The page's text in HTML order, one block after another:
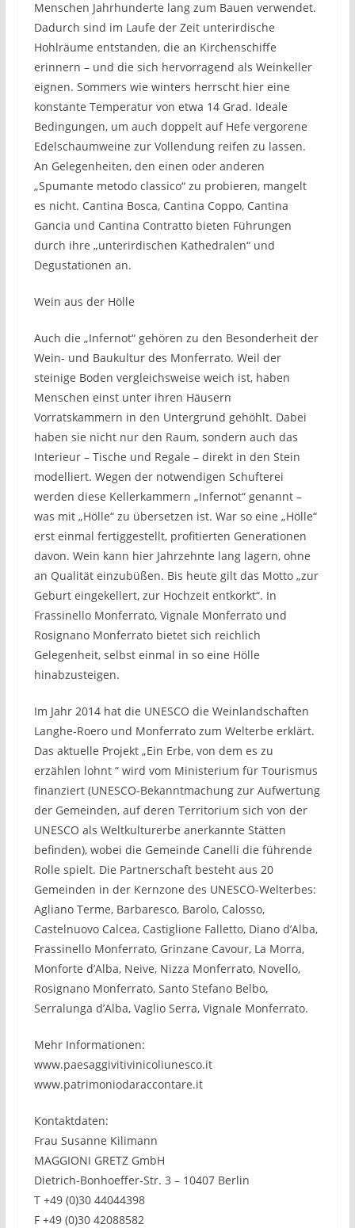
Menschen Jahrhunderte lang zum Bauen verwendet.
Dadurch sind im Laufe der Zeit unterirdische
Hohlräume entstanden, die an Kirchenschiffe
erinnern – und die sich hervorragend als Weinkeller
eignen. Sommers wie winters herrscht hier eine
konstante Temperatur von etwa 14 Grad. Ideale
Bedingungen, um auch doppelt auf Hefe vergorene
Edelschaumweine zur Vollendung reifen zu lassen.
An Gelegenheiten, den einen oder anderen
„Spumante metodo classico“ zu probieren, mangelt
es nicht. Cantina Bosca, Cantina Coppo, Cantina
Gancia und Cantina Contratto bieten Führungen
durch ihre „unterirdischen Kathedralen“ und
Degustationen an.
Wein aus der Hölle
Auch die „Infernot“ gehören zu den Besonderheit der
Wein- und Baukultur des Monferrato. Weil der
steinige Boden vergleichsweise weich ist, haben
Menschen einst unter ihren Häusern
Vorratskammern in den Untergrund gehöhlt. Dabei
haben sie nicht nur den Raum, sondern auch das
Interieur – Tische und Regale – direkt in den Stein
modelliert. Wegen der notwendigen Schufterei
werden diese Kellerkammern „Infernot“ genannt –
was mit „Hölle“ zu übersetzen ist. War so eine „Hölle“
erst einmal fertiggestellt, profitierten Generationen
davon. Wein kann hier Jahrzehnte lang lagern, ohne
an Qualität einzubüßen. Bis heute gilt das Motto „zur
Geburt eingekellert, zur Hochzeit entkorkt“. In
Frassinello Monferrato, Vignale Monferrato und
Rosignano Monferrato bietet sich reichlich
Gelegenheit, selbst einmal in so eine Hölle
hinabzusteigen.
Im Jahr 2014 hat die UNESCO die Weinlandschaften
Langhe-Roero und Monferrato zum Welterbe erklärt.
Das aktuelle Projekt „Ein Erbe, von dem es zu
erzählen lohnt “ wird vom Ministerium für Tourismus
finanziert (UNESCO-Bekanntmachung zur Aufwertung
der Gemeinden, auf deren Territorium sich von der
UNESCO als Weltkulturerbe anerkannte Stätten
befinden), wobei die Gemeinde Canelli die führende
Rolle spielt. Die Partnerschaft besteht aus 20
Gemeinden in der Kernzone des UNESCO-Welterbes:
Agliano Terme, Barbaresco, Barolo, Calosso,
Castelnuovo Calcea, Castiglione Falletto, Diano d’Alba,
Frassinello Monferrato, Grinzane Cavour, La Morra,
Monforte d’Alba, Neive, Nizza Monferrato, Novello,
Rosignano Monferrato, Santo Stefano Belbo,
Serralunga d’Alba, Vaglio Serra, Vignale Monferrato.
Mehr Informationen:
www.paesaggivitivinicoliunesco.it
www.patrimoniodaraccontare.it
Kontaktdaten:
Frau Susanne Kilimann
MAGGIONI GRETZ GmbH
Dietrich-Bonhoeffer-Str. 3 – 10407 Berlin
T +49 (0)30 44044398
F +49 (0)30 42088582